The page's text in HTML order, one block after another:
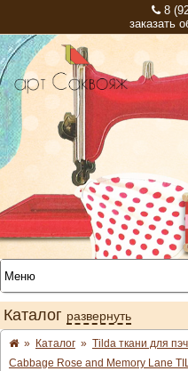
8
заказать
Каталог развернуть
» Каталог » Tilda ткани для
Cabbage Rose and Memory Lane